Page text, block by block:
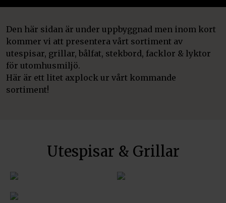
Den här sidan är under uppbyggnad men inom kort
kommer vi att presentera vårt sortiment av
utespisar, grillar, bålfat, stekbord, facklor & lyktor
för utomhusmiljö.
Här är ett litet axplock ur vårt kommande
sortiment!
Utespisar & Grillar